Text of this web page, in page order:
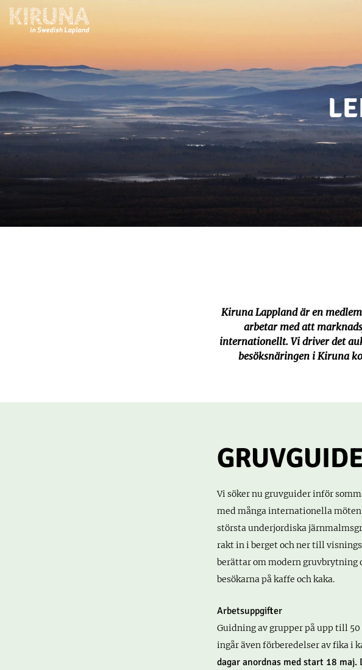
Kiruna Lappland är en
arbetar med att
internationellt. Vi driver det
besöksnäringen i Kiruna
Vi söker nu gruvguider inför
med många internationella
största underjordiska
rakt in i berget och ner till
berättar om modern gruvbrytning
besökarna på kaffe och kaka.
Arbetsuppgifter
Guidning av grupper på upp till
ingår även förberedelser av fika i
dagar anordnas med start 18 maj.